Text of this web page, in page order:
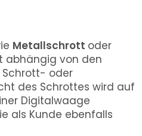
Metallschrott oder
abhängig von den
Schrott- oder
des Schrottes wird auf
Digitalwaage
als Kunde ebenfalls